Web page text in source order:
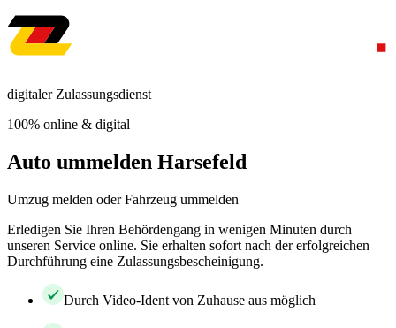
digitaler Zulassungsdienst
100% online & digital
Auto ummelden Harsefeld
Umzug melden oder Fahrzeug ummelden
Erledigen Sie Ihren Behördengang in wenigen Minuten durch
unseren Service online. Sie erhalten sofort nach der erfolgreichen
Durchführung eine Zulassungsbescheinigung.
Durch Video-Ident von Zuhause aus möglich